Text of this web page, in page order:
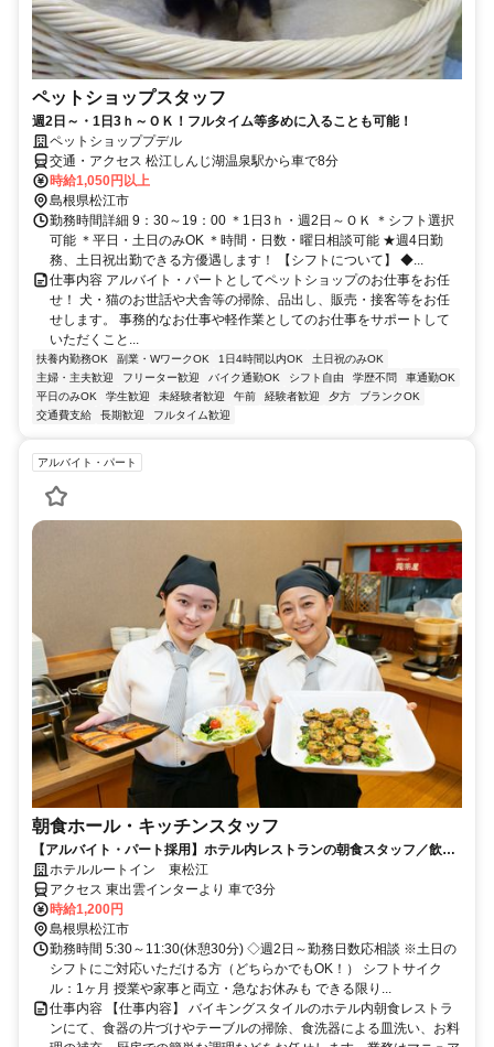
ペットショップスタッフ
週2日～・1日3ｈ～ＯＫ！フルタイム等多めに入ることも可能！
ペットショッププデル
交通・アクセス 松江しんじ湖温泉駅から車で8分
時給1,050円以上
島根県松江市
勤務時間詳細 9：30～19：00 ＊1日3ｈ・週2日～ＯＫ ＊シフト選択
可能 ＊平日・土日のみOK ＊時間・日数・曜日相談可能 ★週4日勤
務、土日祝出勤できる方優遇します！ 【シフトについて】 ◆...
仕事内容 アルバイト・パートとしてペットショップのお仕事をお任
せ！ 犬・猫のお世話や犬舎等の掃除、品出し、販売・接客等をお任
せします。 事務的なお仕事や軽作業としてのお仕事をサポートして
いただくこと...
扶養内勤務OK 副業・WワークOK 1日4時間以内OK
土日祝のみOK
主婦・主夫歓迎
フリーター歓迎 バイク通勤OK シフト自由 学歴不問
車通勤OK
平日のみOK
学生歓迎 未経験者歓迎 午前 経験者歓迎 夕方
ブランクOK
交通費支給
長期歓迎 フルタイム歓迎
アルバイト・パート
朝食ホール・キッチンスタッフ
【アルバイト・パート採用】ホテル内レストランの朝食スタッフ／飲食
未経験歓迎！主婦(夫)さん活躍中
ホテルルートイン 東松江
アクセス 東出雲インターより 車で3分
時給1,200円
島根県松江市
勤務時間 5:30～11:30(休憩30分) ◇週2日～勤務日数応相談 ※土日の
シフトにご対応いただける方（どちらかでもOK！） シフトサイク
ル：1ヶ月 授業や家事と両立・急なお休みも できる限り...
仕事内容 【仕事内容】 バイキングスタイルのホテル内朝食レストラ
ンにて、食器の片づけやテーブルの掃除、食洗器による皿洗い、お料